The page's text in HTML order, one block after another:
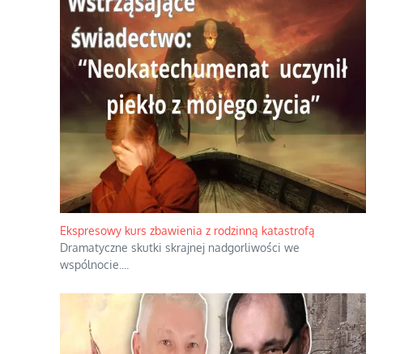
Ekspresowy kurs zbawienia z rodzinną katastrofą
Dramatyczne skutki skrajnej nadgorliwości we
wspólnocie.